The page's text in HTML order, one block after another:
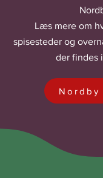
Læs mere om
spisesteder og
der findes
Nordby